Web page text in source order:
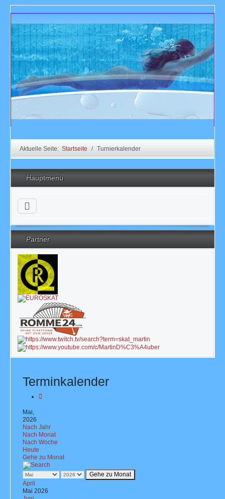
Aktuelle Seite: Startseite Turnierkalender
Hauptmenü
Partner
Terminkalender
Mai,
2026
Nach Jahr
Nach Monat
Nach Woche
Heute
Gehe zu Monat
Gehe zu Monat
April
Mai 2026